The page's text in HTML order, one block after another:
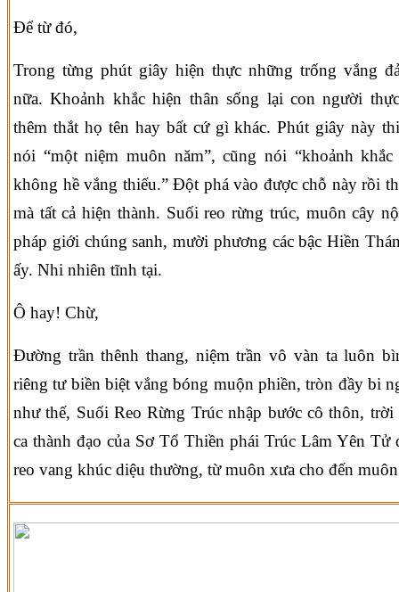
Để từ đó,
Trong từng phút giây hiện thực những trống vắng
nữa. Khoảnh khắc hiện thân sống lại con người
thêm thắt họ tên hay bất cứ gì khác. Phút giây này
nói “một niệm muôn năm”, cũng nói “khoảnh
không hề vắng thiếu.” Đột phá vào được chỗ này rồi
mà tất cả hiện thành. Suối reo rừng trúc, muôn cây
pháp giới chúng sanh, mười phương các bậc Hiền
ấy. Nhi nhiên tĩnh tại.
Ô hay! Chừ,
Đường trần thênh thang, niệm trần vô vàn ta luôn
riêng tư biền biệt vắng bóng muộn phiền, tròn đầy bi
như thế, Suối Reo Rừng Trúc nhập bước cô thôn, trời
ca thành đạo của Sơ Tổ Thiền phái Trúc Lâm Yên Tử
reo vang khúc diệu thường, từ muôn xưa cho đến